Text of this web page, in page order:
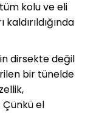
kolu ve eli
dirsekte değil
bir tünelde
Çünkü el